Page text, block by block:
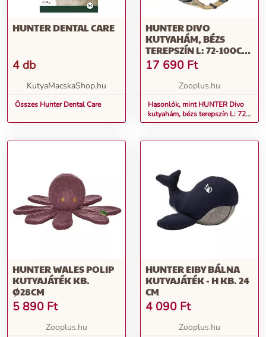
HUNTER DENTAL CARE
4 db
KutyaMacskaShop.hu
Összes Hunter Dental Care
HUNTER DIVO
KUTYAHÁM, BÉZS
TEREPSZÍN L: 72-100CM
HASKÖRFOGAT
17 690 Ft
Zooplus.hu
Hasonlók, mint HUNTER Divo
kutyahám, bézs terepszín L: 72-
100cm haskörfogat
HUNTER WALES POLIP
KUTYAJÁTÉK KB.
Ø28CM
5 890 Ft
Zooplus.hu
HUNTER EIBY BÁLNA
KUTYAJÁTÉK - H KB. 24
CM
4 090 Ft
Zooplus.hu